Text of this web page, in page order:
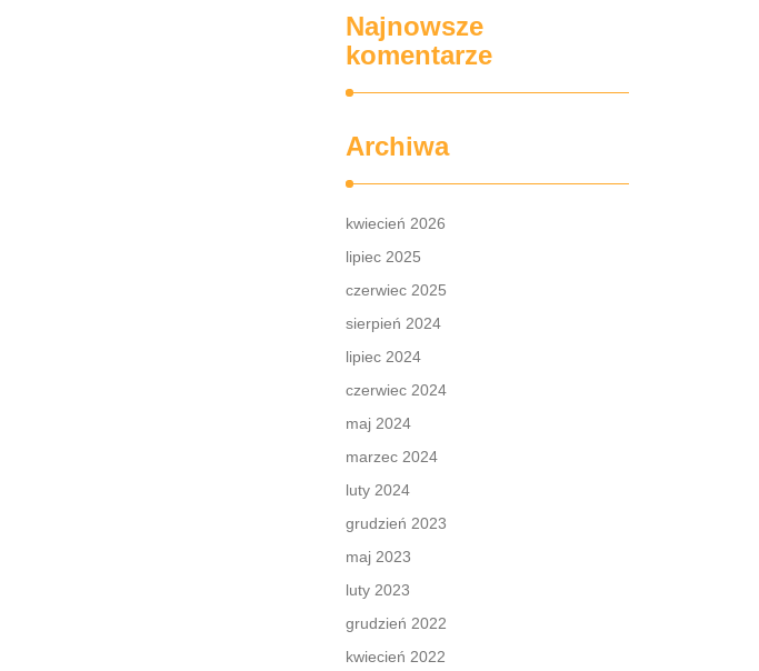
Najnowsze
komentarze
Archiwa
kwiecień 2026
lipiec 2025
czerwiec 2025
sierpień 2024
lipiec 2024
czerwiec 2024
maj 2024
marzec 2024
luty 2024
grudzień 2023
maj 2023
luty 2023
grudzień 2022
kwiecień 2022